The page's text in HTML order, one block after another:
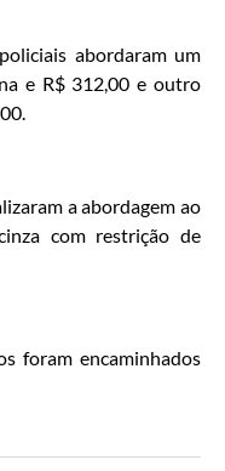
abordaram um
e R$ 312,00 e outro
a abordagem ao
com restrição de
foram encaminhados